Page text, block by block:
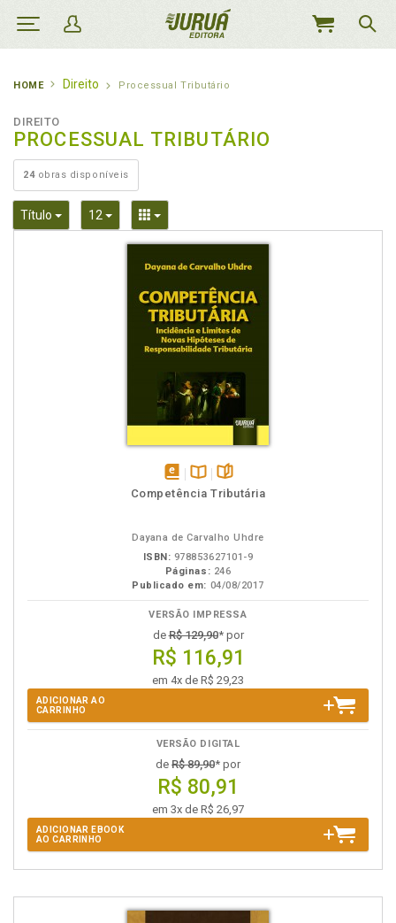
MEU
HOME Direito Processual Tributário
DIREITO
PROCESSUAL TRIBUTÁRIO
24obras disponíveis
Título Toggle Dropdown
12 Toggle DropdownToggle Dropdown
disponívelDisponível
páginas
Competência Tributária
Dayana de Carvalho Uhdre
ISBN: 978853627101-9
Páginas: 246
Publicado em: 04/08/2017
VERSÃO IMPRESSA
deR$ 129,90* por
R$ 116,91
em 4x de R$ 29,23
ADICIONAR AO
CARRINHO
VERSÃO DIGITAL
de R$ 89,90* por
R$ 80,91
em 3x de R$ 26,97
ADICIONAR EBOOK
AO CARRINHO